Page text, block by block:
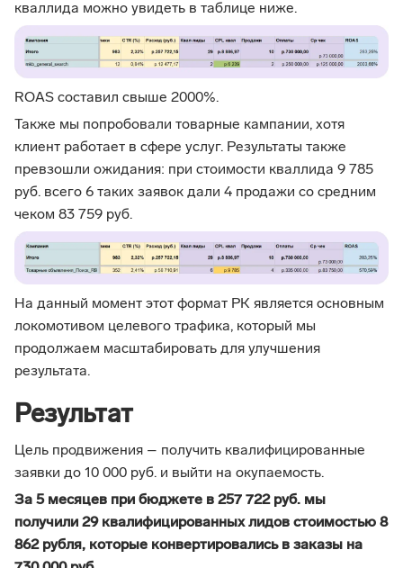
кваллида можно увидеть в таблице ниже.
ROAS составил свыше 2000%.
Также мы попробовали товарные кампании, хотя
клиент работает в сфере услуг. Результаты также
превзошли ожидания: при стоимости кваллида 9 785
руб. всего 6 таких заявок дали 4 продажи со средним
чеком 83 759 руб.
На данный момент этот формат РК является основным
локомотивом целевого трафика, который мы
продолжаем масштабировать для улучшения
результата.
Результат
Цель продвижения – получить квалифицированные
заявки до 10 000 руб. и выйти на окупаемость.
За 5 месяцев при бюджете в 257 722 руб. мы
получили 29 квалифицированных лидов стоимостью 8
862 рубля, которые конвертировались в заказы на